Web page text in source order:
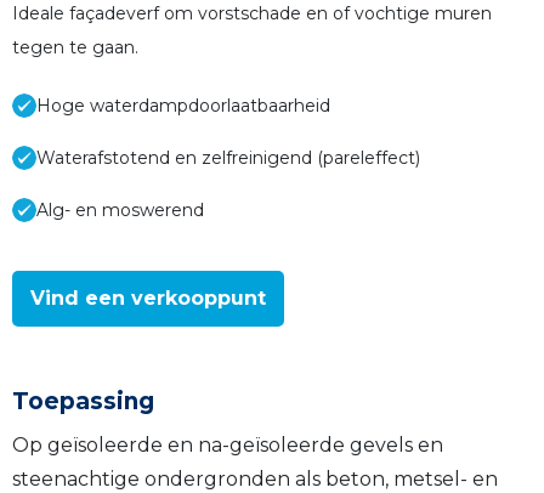
Ideale façadeverf om vorstschade en of vochtige muren
tegen te gaan.
Hoge waterdampdoorlaatbaarheid
Waterafstotend en zelfreinigend (pareleffect)
Alg- en moswerend
Vind een verkooppunt
Toepassing
Op geïsoleerde en na-geïsoleerde gevels en
steenachtige ondergronden als beton, metsel- en